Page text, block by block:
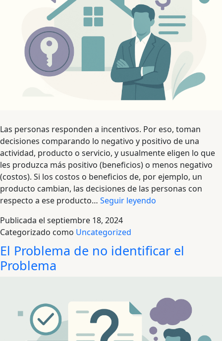
Las personas responden a incentivos. Por eso, toman
decisiones comparando lo negativo y positivo de una
actividad, producto o servicio, y usualmente eligen lo que
les produzca más positivo (beneficios) o menos negativo
(costos). Si los costos o beneficios de, por ejemplo, un
producto cambian, las decisiones de las personas con
respecto a ese producto… Seguir leyendo
propiedad
Publicada el septiembre 18, 2024
Categorizado como Uncategorized
El Problema de no identificar el
Problema